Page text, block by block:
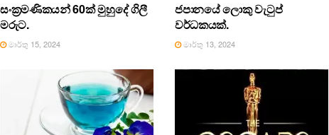
සංක්‍රමණිකයන් 60ක් මුහුදේ ගිලී
මරුට.
මාර්තු 15, 2024
ජපානයේ ලොකු වැටුප්
වර්ධකයක්.
මාර්තු 13, 2024